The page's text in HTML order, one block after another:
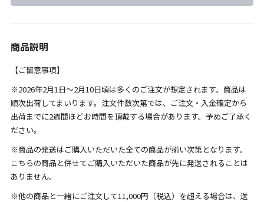
商品説明
【ご留意事項】
※2026年2月1日～2月10日頃は多くのご注文が想定されます。商品は
順次出荷してまいります。注文件数次第では、ご注文・入金確定から
出荷までに2週間ほどお時間を頂戴する場合があります。予めご了承く
ださい。
※商品の発送はご購入いただいた全ての商品が揃い次第となります。
こちらの商品と併せてご購入いただいた商品が先に発送されることは
ありません。
※他の商品と一緒にご注文して11,000円（税込）を超える場合は、送